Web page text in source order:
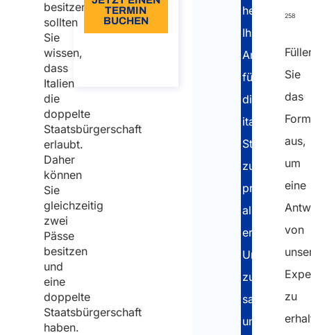
besitzen,
sollten
Sie
wissen,
dass
Italien
die
doppelte
Staatsbürgerschaft
erlaubt.
Daher
können
Sie
gleichzeitig
zwei
Pässe
besitzen
und
eine
doppelte
Staatsbürgerschaft
haben.
TERMIN
BUCHEN
helfen,
Ihre
für
die
italienische
zu
prüfen,
alle
Unterlagen
zu
sammeln
und
258
Sie
das
aus,
um
eine
von
zu